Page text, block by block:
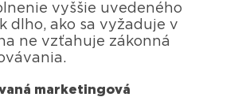
vyššie uvedeného
dlho, ako sa vyžaduje v
ne vzťahuje zákonná
marketingová